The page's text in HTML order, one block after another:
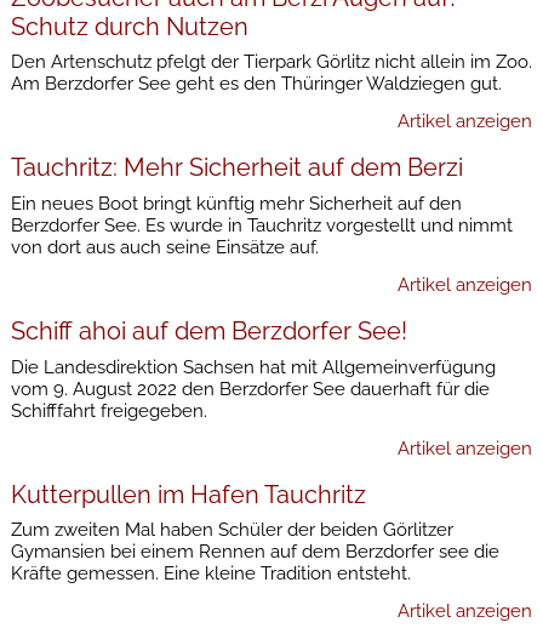
Schutz durch Nutzen
Den Artenschutz pfelgt der Tierpark Görlitz nicht allein im Zoo.
Am Berzdorfer See geht es den Thüringer Waldziegen gut.
Artikel anzeigen
Tauchritz: Mehr Sicherheit auf dem Berzi
Ein neues Boot bringt künftig mehr Sicherheit auf den
Berzdorfer See. Es wurde in Tauchritz vorgestellt und nimmt
von dort aus auch seine Einsätze auf.
Artikel anzeigen
Schiff ahoi auf dem Berzdorfer See!
Die Landesdirektion Sachsen hat mit Allgemeinverfügung
vom 9. August 2022 den Berzdorfer See dauerhaft für die
Schifffahrt freigegeben.
Artikel anzeigen
Kutterpullen im Hafen Tauchritz
Zum zweiten Mal haben Schüler der beiden Görlitzer
Gymansien bei einem Rennen auf dem Berzdorfer see die
Kräfte gemessen. Eine kleine Tradition entsteht.
Artikel anzeigen